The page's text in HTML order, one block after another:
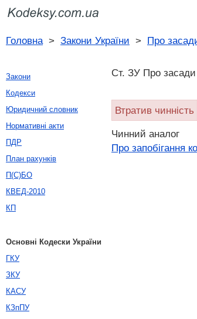
Головна> Закони України > Про
Ст. ЗУ Про засади
Втратив чинність
Чинний аналог
Про запобігання
Закони
Кодекси
Юридичний словник
Нормативні акти
ПДР
План рахунків
П(С)БО
КВЕД-2010
КП
Основні Кодески України
ГКУ
ЗКУ
КАСУ
КЗпПУ